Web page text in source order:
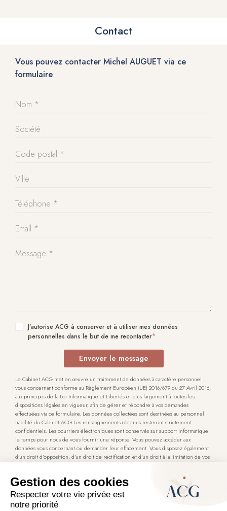
Contact
Vous pouvez contacter Michel AUGUET via ce
formulaire
J’autorise ACG à conserver et à utiliser mes données
personnelles dans le but de me recontacter
Envoyer le message
Le Cabinet ACG met en œuvre un traitement de données à caractère personnel
vous concernant conforme au Règlement Européen (UE) 2016/679 du 27 Avril 2016,
aux principes de la Loi Informatique et Libertés et plus largement à toutes les
dispositions légales en vigueur, afin de gérer et répondre à vos demandes
effectuées via ce formulaire. Les données collectées sont destinées au personnel
habilité du Cabinet ACG Les renseignements obtenus resteront strictement
confidentiels. Les courriers électroniques sont conservés sur support informatique
le temps pour nous de vous fournir une réponse. Vous pouvez accéder aux
données vous concernant ou demander leur effacement. Vous disposez également
d’un droit d’opposition, d’un droit de rectification et d’un droit à la limitation de vos
données. Ces droits peuvent être exercés, en justifiant de votre identité. Pour les
avocat.com. Sous réserve d’un manquement aux dispositions ci-dessus, vous avez le
droit d’introduire une réclamation auprès de la CNIL.